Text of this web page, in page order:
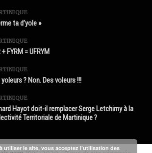
ta d’yole »
+ FYRM = UFRYM
yoleurs ? Non. Des voleurs !!!
Hayot doit-il remplacer Serge Letchimy à la
Territoriale de Martinique ?
utiliser le site, vous acceptez l’utilisation des